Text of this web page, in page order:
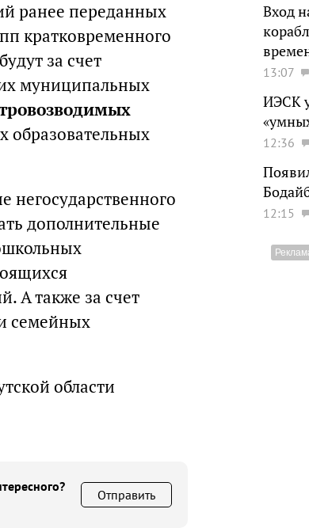
ранее переданных
кратковременного
за счет
муниципальных
образовательных
негосударственного
дополнительные
А также за счет
семейных
области
Отправить
Вход
13:07
ИЭСК
12:36
12:15